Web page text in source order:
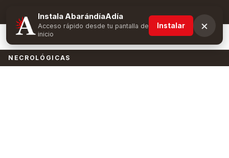
Suscríbete y obtén ventajas exclusivas
NECROLÓGICAS
Instala AbarándíaAdía
Acceso rápido desde tu pantalla de
inicio
Instalar ×